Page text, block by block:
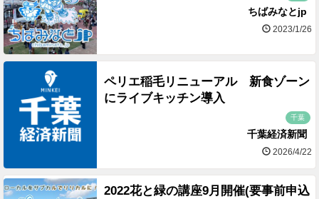
ちばみなとjp
2023/1/26
ペリエ稲毛リニューアル 新食ゾーン
にライブキッチン導入
千葉
千葉経済新聞
2026/4/22
2022花と緑の講座9月開催(要事前申込